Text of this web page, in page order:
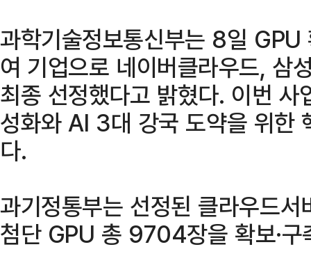
과학기술정보통신부는 8일 GPU
여 기업으로 네이버클라우드, 삼
최종 선정했다고 밝혔다. 이번
성화와 AI 3대 강국 도약을 위한
다.
과기정통부는 선정된 클라우드
첨단 GPU 총 9704장을 확보·구